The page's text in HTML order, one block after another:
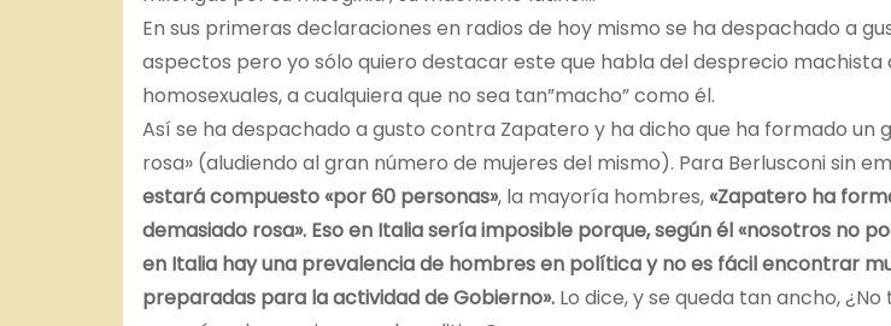
En sus primeras declaraciones en radios de hoy mismo se ha despachado a
aspectos pero yo sólo quiero destacar este que habla del desprecio machista
homosexuales, a cualquiera que no sea tan”macho” como él.
Así se ha despachado a gusto contra Zapatero y ha dicho que ha formado un
rosa» (aludiendo al gran número de mujeres del mismo). Para Berlusconi sin
estará compuesto «por 60 personas», la mayoría hombres,«Zapatero ha
demasiado rosa». Eso en Italia sería imposible porque, según él «nosotros no
en Italia hay una prevalencia de hombres en política y no es fácil encontrar
preparadas para la actividad de Gobierno». Lo dice, y se queda tan ancho,